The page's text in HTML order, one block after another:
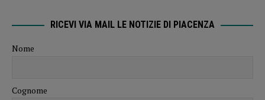
RICEVI VIA MAIL LE NOTIZIE DI PIACENZA
Nome
Cognome